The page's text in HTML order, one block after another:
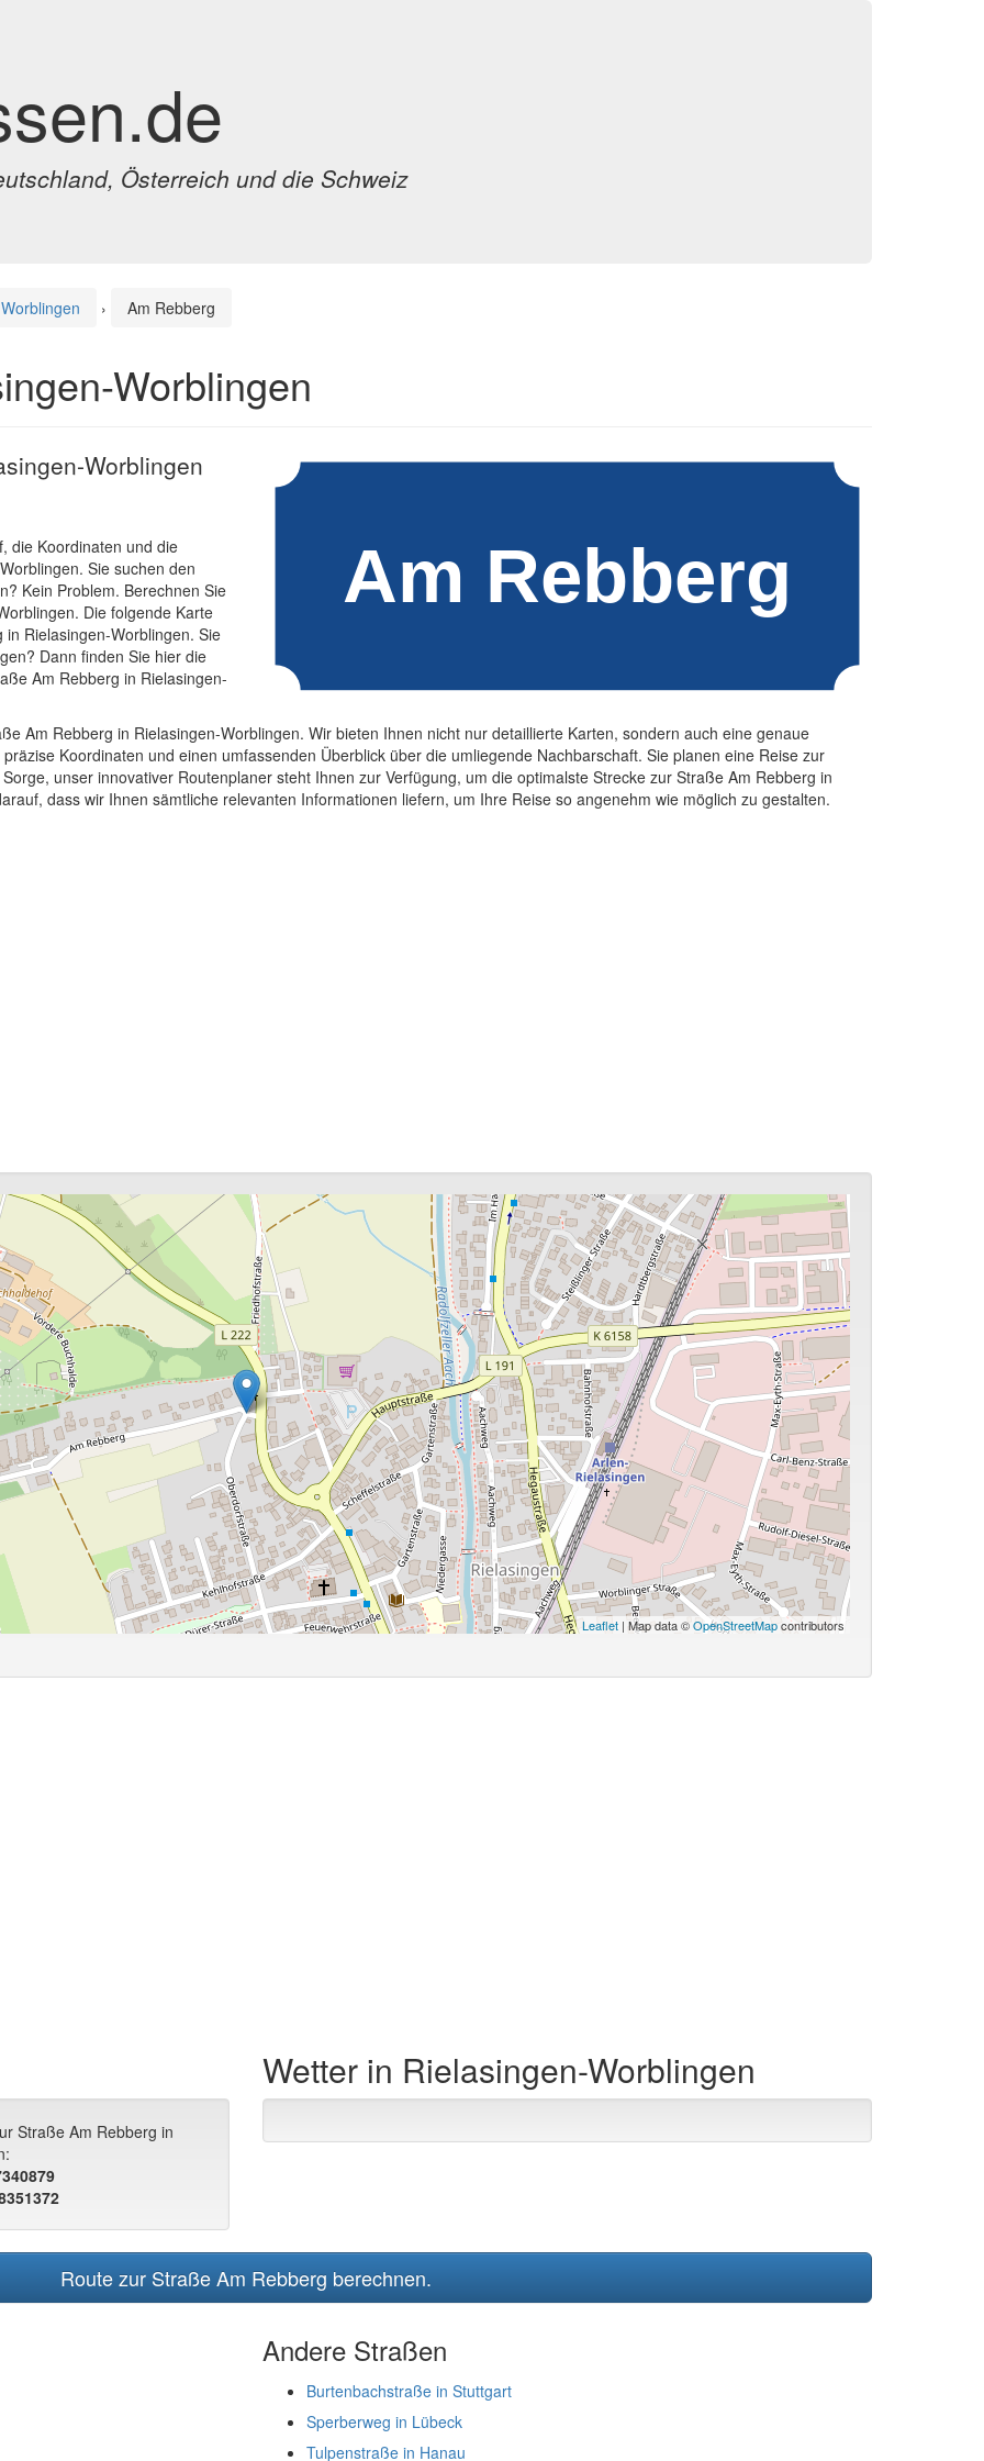
Österreich und die Schweiz
› Am Rebberg
Worblingen
Worblingen
die Koordinaten und die
Sie suchen den
Kein Problem. Berechnen Sie
Die folgende Karte
Rielasingen-Worblingen. Sie
Dann finden Sie hier die
Am Rebberg in Rielasingen-
Am Rebberg in Rielasingen-Worblingen. Wir bieten Ihnen nicht nur detaillierte Karten, sondern auch eine genaue
Koordinaten und einen umfassenden Überblick über die umliegende Nachbarschaft. Sie planen eine Reise zur
unser innovativer Routenplaner steht Ihnen zur Verfügung, um die optimalste Strecke zur Straße Am Rebberg in
dass wir Ihnen sämtliche relevanten Informationen liefern, um Ihre Reise so angenehm wie möglich zu gestalten.
Leaflet | Map data ©OpenStreetMapcontributors
Straße Am Rebberg in
Wetter in Rielasingen-Worblingen
Route zur Straße Am Rebberg berechnen.
Andere Straßen
Burtenbachstraße in Stuttgart
Sperberweg in Lübeck
Tulpenstraße in Hanau